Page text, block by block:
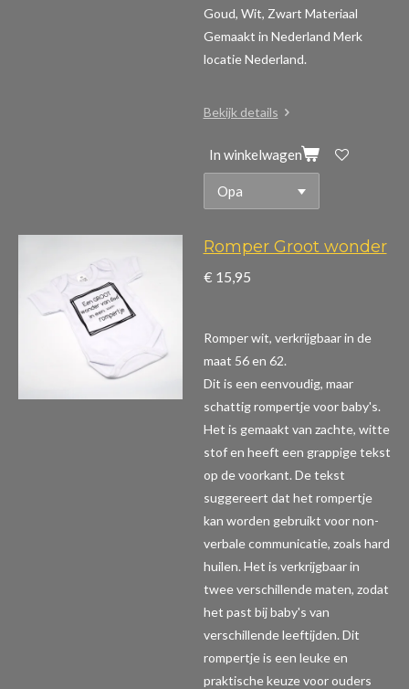
Goud, Wit, Zwart Materiaal
Gemaakt in Nederland Merk
locatie Nederland.
Bekijk details
In winkelwagen
Romper Groot wonder
€ 15,95
Romper wit, verkrijgbaar in de
maat 56 en 62.
Dit is een eenvoudig, maar
schattig rompertje voor baby's.
Het is gemaakt van zachte, witte
stof en heeft een grappige tekst
op de voorkant. De tekst
suggereert dat het rompertje
kan worden gebruikt voor non-
verbale communicatie, zoals hard
huilen. Het is verkrijgbaar in
twee verschillende maten, zodat
het past bij baby's van
verschillende leeftijden. Dit
rompertje is een leuke en
praktische keuze voor ouders